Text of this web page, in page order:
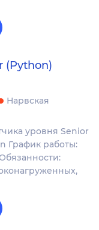
(Python)
Нарвская
уровня Senior
График работы: